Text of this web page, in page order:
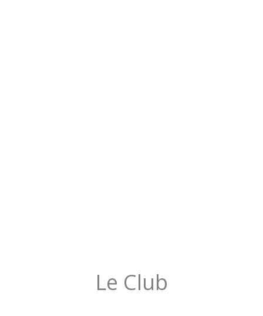
Le Club